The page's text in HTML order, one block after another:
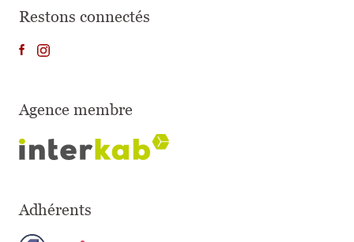
Restons connectés
Agence membre
Adhérents